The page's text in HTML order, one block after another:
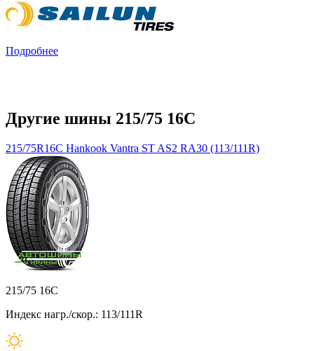
Подробнее
Другие шины 215/75 16C
215/75R16C Hankook Vantra ST AS2 RA30 (113/111R)
215/75 16C
Индекс нагр./скор.: 113/111R